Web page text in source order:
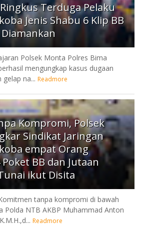
Terduga Pelaku
Jenis Shabu 6 Klip BB
Polsek Monta Polres Bima
mengungkap kasus dugaan
na... Readmore
Kompromi, Polsek
Sindikat Jaringan
empat Orang
BB dan Jutaan
ikut Disita
tanpa kompromi di bawah
Polda NTB AKBP Muhammad Anton
Readmore